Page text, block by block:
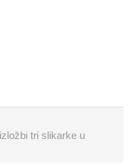
tri slikarke u